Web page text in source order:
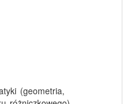
(geometria,